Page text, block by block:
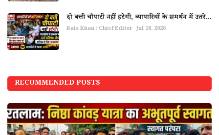
दो बत्ती चौपाटी नहीं हटेगी, व्यापारियों के समर्थन में उतरे...
Rais Khan : Chief Editor Jul 16, 2026
RECOMMENDED POSTS